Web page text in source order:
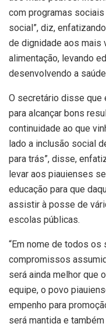
com programas
social”, diz,
de dignidade aos mais
alimentação, levando
desenvolvendo a
O secretário disse que
para alcançar bons
continuidade ao que
lado a inclusão social
para trás”, disse,
levar aos piauienses
educação para que
assistir à posse de
escolas públicas.
“Em nome de todos
compromissos
será ainda melhor que
equipe, o povo
empenho para
será mantida e